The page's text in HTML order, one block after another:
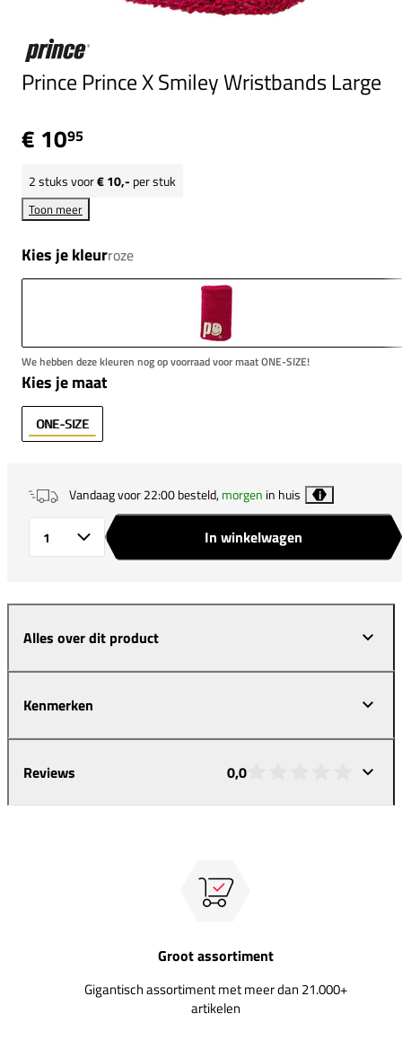
Prince Prince X Smiley Wristbands Large
€ 1095
2stuks voor€ 10,- per stuk
Toon meer
Kies je kleurroze
We hebben deze kleuren nog op voorraad voor maat ONE-SIZE!
Kies je maat
ONE-SIZE
Vandaag voor 22:00 besteld,morgen in huis i
In winkelwagen
Alles over dit product
Kenmerken
Reviews 0,0
Groot assortiment
Gigantisch assortiment met meer dan 21.000+
artikelen